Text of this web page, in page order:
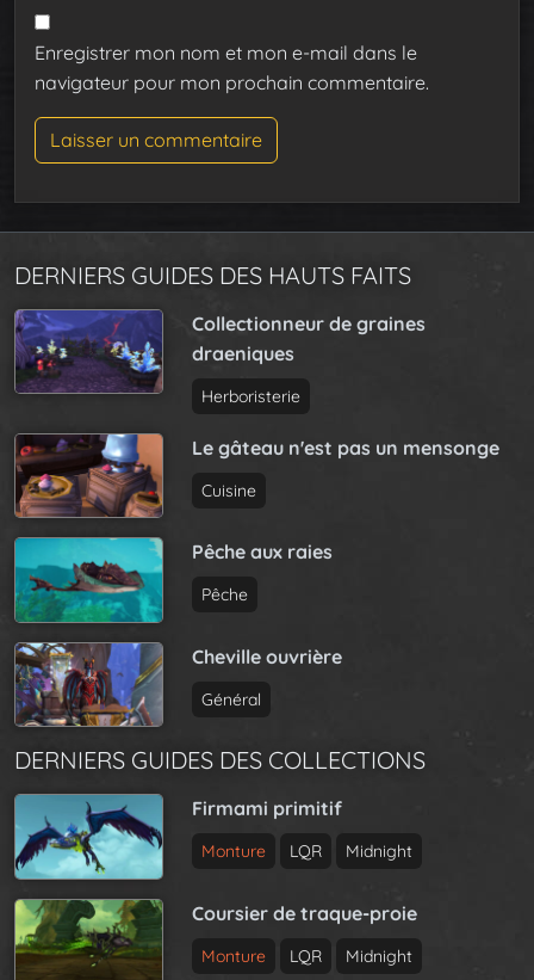
Enregistrer mon nom et mon e-mail dans le
navigateur pour mon prochain commentaire.
DERNIERS GUIDES DES HAUTS FAITS
Collectionneur de graines
draeniques
Herboristerie
Le gâteau n'est pas un mensonge
Cuisine
Pêche aux raies
Pêche
Cheville ouvrière
Général
DERNIERS GUIDES DES COLLECTIONS
Firmami primitif
Monture LQR Midnight
Coursier de traque-proie
Monture LQR Midnight